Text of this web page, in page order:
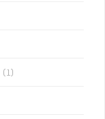
(1)